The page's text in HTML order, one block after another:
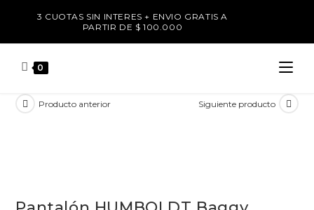
3 CUOTAS SIN INTERES + ENVIO GRATIS A
PARTIR DE $ 100.000
0
Producto anterior Siguiente producto